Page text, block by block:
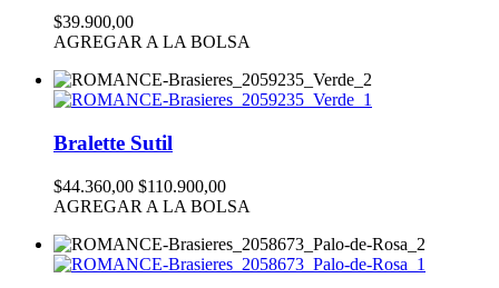
$39.900,00
AGREGAR A LA BOLSA
Bralette Sutil
$44.360,00 $110.900,00
AGREGAR A LA BOLSA